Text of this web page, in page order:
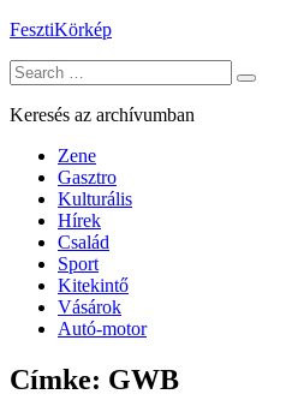
Skip
content
FesztiKörkép
Search
for:
Keresés az archívumban
Zene
Gasztro
Kulturális
Hírek
Család
Sport
Kitekintő
Vásárok
Autó-motor
Címke: GWB